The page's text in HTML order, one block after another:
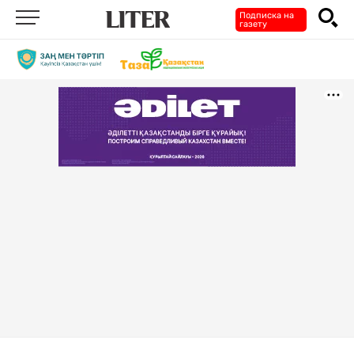
Подписка на
газету